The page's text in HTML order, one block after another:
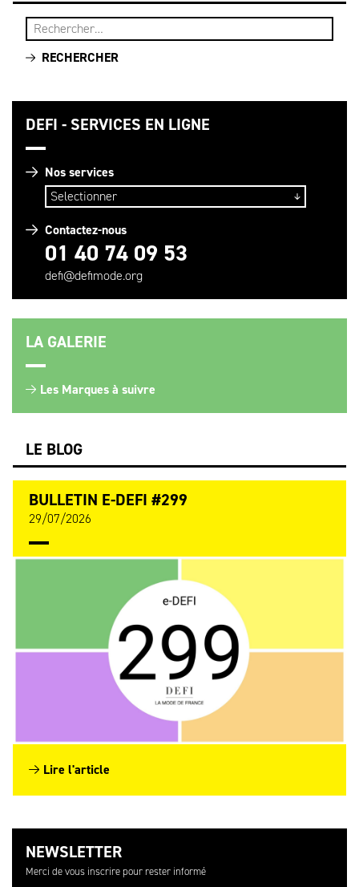
DEFI - SERVICES EN LIGNE
Nos services
Contactez-nous
01 40 74 09 53
defi@defimode.org
LA GALERIE
Les Marques à suivre
LE BLOG
BULLETIN E-DEFI #299
29/07/2026
Lire l'article
NEWSLETTER
Merci de vous inscrire pour rester informé